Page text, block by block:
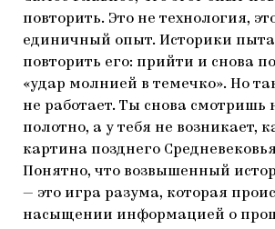
повторить. Это не технология,
единичный опыт. Историки
повторить его: прийти и снова
«удар молнией в темечко». Но
не работает. Ты снова смотришь
полотно, а у тебя не возникает,
картина позднего
Понятно, что возвышенный
— это игра разума, которая
насыщении информацией о